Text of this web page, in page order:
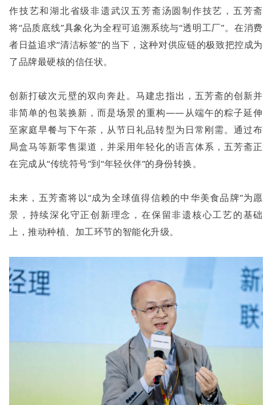
作技艺和湖北省级非遗武汉五芳斋汤圆制作技艺，五芳斋
将“品质底线”具象化为全程可追溯系统与“透明工厂”。在消费
者日益追求“清洁标签”的当下，这种对供应链的极致把控成为
了品牌最硬核的信任状。
创新打破次元壁的双向奔赴。马建忠指出，五芳斋的创新并
非简单的包装换新，而是场景的重构——从端午的粽子延伸
至家庭早餐与下午茶，从节日礼品转型为日常刚需。通过布
局盒马等新零售渠道，并采用年轻化的语言体系，五芳斋正
在完成从“传统符号”到“年轻伙伴”的身份转换。
未来，五芳斋将以“成为全球值得信赖的中华美食品牌”为愿
景，持续深化守正创新理念，在保留非遗核心工艺的基础
上，推动种植、加工环节的智能化升级。